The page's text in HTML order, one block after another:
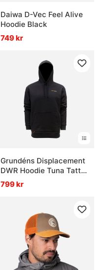
Daiwa D-Vec Feel Alive
Hoodie Black
749 kr
Grundéns Displacement
DWR Hoodie Tuna Tattoo
Black
799 kr